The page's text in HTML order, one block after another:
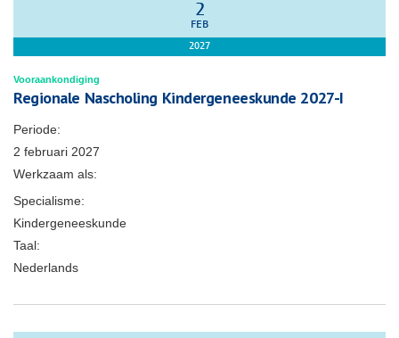
2
FEB
2027
Vooraankondiging
Regionale Nascholing Kindergeneeskunde 2027-I
Periode:
2 februari 2027
Werkzaam als:
Specialisme:
Kindergeneeskunde
Taal:
Nederlands